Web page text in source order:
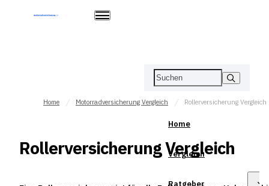
Home
Vergleich
Ratgeber
Home Motorradversicherung Vergleich Rollerversicherung
Rollerversicherung Vergleich